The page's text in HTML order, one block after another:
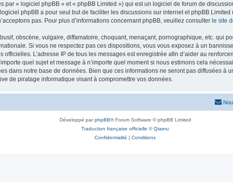
par « logiciel phpBB » et « phpBB Limited ») qui est un logiciel de forum de
phpBB a pour seul but de faciliter les discussions sur internet et phpBB
pas. Pour plus d’informations concernant phpBB, veuillez consulter le site
obscène, vulgaire, diffamatoire, choquant, menaçant, pornographique, etc. qui
Si vous ne respectez pas ces dispositions, vous vous exposez à un
officielles. L’adresse IP de tous les messages est enregistrée afin d’aider au
quel sujet et message à n’importe quel moment si nous estimons cela
dans notre base de données. Bien que ces informations ne seront pas diffusées à
de piratage informatique visant à compromettre vos données.
Développé parphpBB® Forum Software © phpBB Limited
Traduction française officielle ©Qiaeru
Confidentialité | Conditions